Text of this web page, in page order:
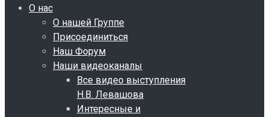
О нас
О нашей Группе
Присоединиться
Наш Форум
Наши видеоканалы
Все видео выступления
Н.В. Левашова
Интересные и